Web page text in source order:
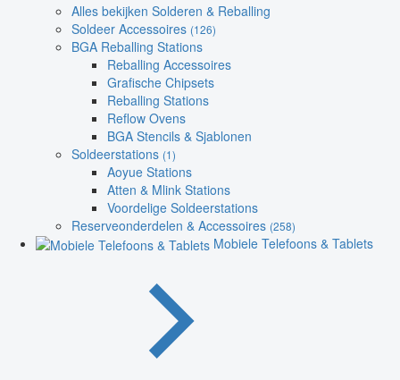
Alles bekijken Solderen & Reballing
Soldeer Accessoires (126)
BGA Reballing Stations
Reballing Accessoires
Grafische Chipsets
Reballing Stations
Reflow Ovens
BGA Stencils & Sjablonen
Soldeerstations (1)
Aoyue Stations
Atten & Mlink Stations
Voordelige Soldeerstations
Reserveonderdelen & Accessoires (258)
Mobiele Telefoons & Tablets